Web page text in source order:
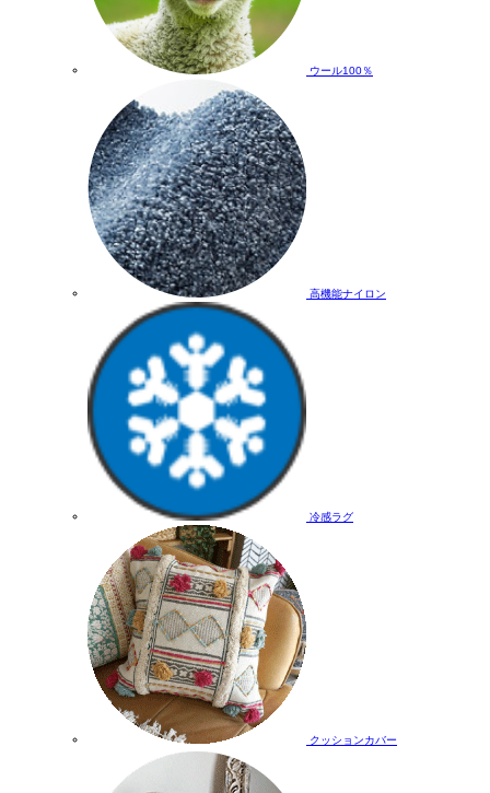
ウール100％
高機能ナイロン
冷感ラグ
クッションカバー